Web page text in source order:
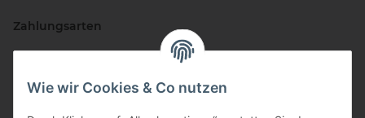
Wie wir Cookies & Co nutzen
Zahlungsarten